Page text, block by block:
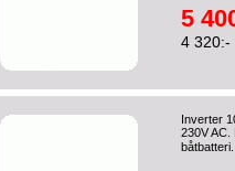
5
4 320:-
Inverter
230V AC.